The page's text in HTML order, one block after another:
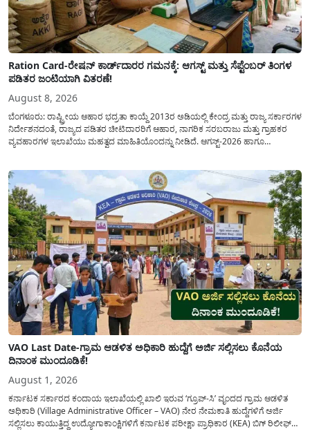
Ration Card-ರೇಷನ್ ಕಾರ್ಡ್‍ದಾರರ ಗಮನಕ್ಕೆ: ಆಗಸ್ಟ್ ಮತ್ತು ಸೆಪ್ಟೆಂಬರ್ ತಿಂಗಳ
ಪಡಿತರ ಜಂಟಿಯಾಗಿ ವಿತರಣೆ!
August 8, 2026
ಬೆಂಗಳೂರು: ರಾಷ್ಟ್ರೀಯ ಆಹಾರ ಭದ್ರತಾ ಕಾಯ್ದೆ 2013ರ ಅಡಿಯಲ್ಲಿ ಕೇಂದ್ರ ಮತ್ತು ರಾಜ್ಯ ಸರ್ಕಾರಗಳ
ನಿರ್ದೇಶನದಂತೆ, ರಾಜ್ಯದ ಪಡಿತರ ಚೀಟಿದಾರರಿಗೆ ಆಹಾರ, ನಾಗರಿಕ ಸರಬರಾಜು ಮತ್ತು ಗ್ರಾಹಕರ
ವ್ಯವಹಾರಗಳ ಇಲಾಖೆಯು ಮಹತ್ವದ ಮಾಹಿತಿಯೊಂದನ್ನು ನೀಡಿದೆ. ಆಗಸ್ಟ್-2026 ಹಾಗೂ
VAO Last Date-ಗ್ರಾಮ ಆಡಳಿತ ಅಧಿಕಾರಿ ಹುದ್ದೆಗೆ ಅರ್ಜಿ ಸಲ್ಲಿಸಲು ಕೊನೆಯ
ದಿನಾಂಕ ಮುಂದೂಡಿಕೆ!
August 1, 2026
ಕರ್ನಾಟಕ ಸರ್ಕಾರದ ಕಂದಾಯ ಇಲಾಖೆಯಲ್ಲಿ ಖಾಲಿ ಇರುವ ‘ಗ್ರೂಪ್-ಸಿ’ ವೃಂದದ ಗ್ರಾಮ ಆಡಳಿತ
ಅಧಿಕಾರಿ (Village Administrative Officer – VAO) ನೇರ ನೇಮಕಾತಿ ಹುದ್ದೆಗಳಿಗೆ ಅರ್ಜಿ
ಸಲ್ಲಿಸಲು ಕಾಯುತ್ತಿದ್ದ ಉದ್ಯೋಗಾಕಾಂಕ್ಷಿಗಳಿಗೆ ಕರ್ನಾಟಕ ಪರೀಕ್ಷಾ ಪ್ರಾಧಿಕಾರ (KEA) ಬಿಗ್ ರಿಲೀಫ್